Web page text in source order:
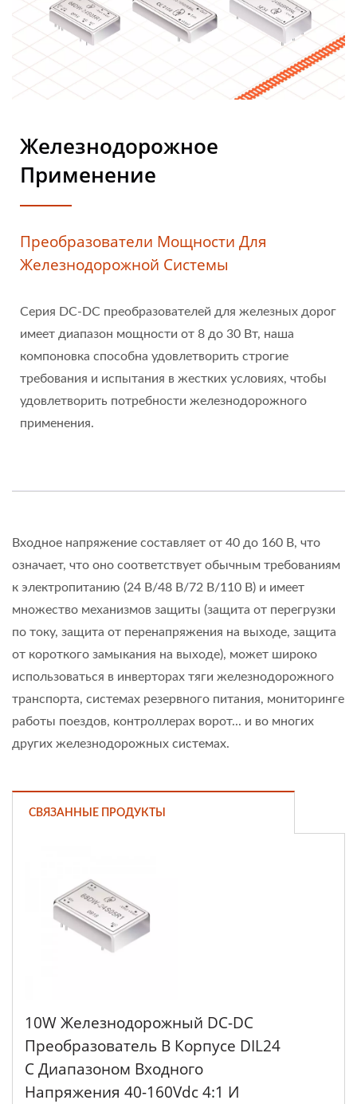
Железнодорожное
Применение
Преобразователи Мощности Для
Железнодорожной Системы
Серия DC-DC преобразователей для железных дорог
имеет диапазон мощности от 8 до 30 Вт, наша
компоновка способна удовлетворить строгие
требования и испытания в жестких условиях, чтобы
удовлетворить потребности железнодорожного
применения.
Входное напряжение составляет от 40 до 160 В, что
означает, что оно соответствует обычным требованиям
к электропитанию (24 В/48 В/72 В/110 В) и имеет
множество механизмов защиты (защита от перегрузки
по току, защита от перенапряжения на выходе, защита
от короткого замыкания на выходе), может широко
использоваться в инверторах тяги железнодорожного
транспорта, системах резервного питания, мониторинге
работы поездов, контроллерах ворот... и во многих
других железнодорожных системах.
СВЯЗАННЫЕ ПРОДУКТЫ
10W Железнодорожный DC-DC
Преобразователь В Корпусе DIL24
С Диапазоном Входного
Напряжения 40-160Vdc 4:1 И